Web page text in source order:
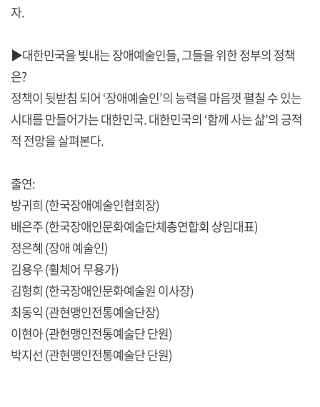
자.
▶대한민국을 빛내는 장애예술인들, 그들을 위한 정부의 정책
은?
정책이 뒷받침 되어 ‘장애예술인’의 능력을 마음껏 펼칠 수 있는
시대를 만들어가는 대한민국. 대한민국의 ‘함께 사는 삶’의 긍적
적 전망을 살펴본다.
출연:
방귀희 (한국장애예술인협회장)
배은주 (한국장애인문화예술단체총연합회 상임대표)
정은혜 (장애 예술인)
김용우 (휠체어 무용가)
김형희 (한국장애인문화예술원 이사장)
최동익 (관현맹인전통예술단장)
이현아 (관현맹인전통예술단 단원)
박지선 (관현맹인전통예술단 단원)